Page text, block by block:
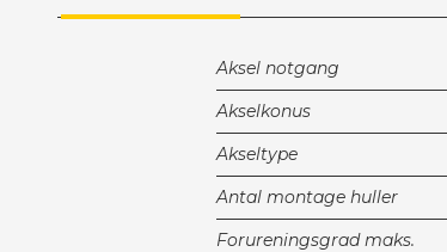
Aksel notgang
Akselkonus
Akseltype
Antal montage huller
Forureningsgrad maks.